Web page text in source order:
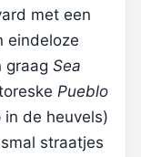
met een
eindeloze
graag Sea
Pueblo
de heuvels)
straatjes